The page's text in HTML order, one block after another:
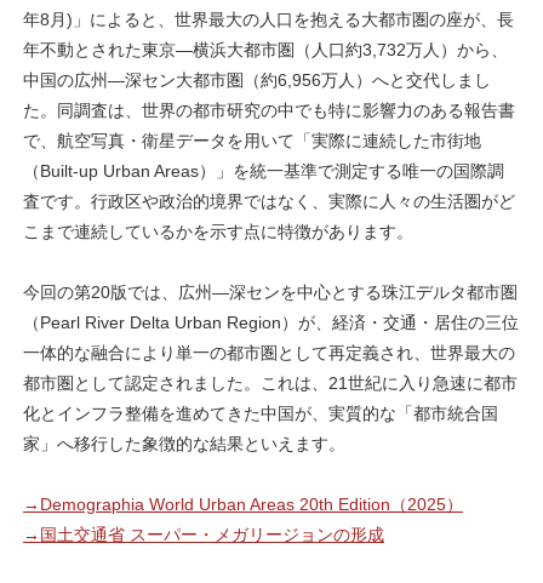
年8月)」によると、世界最大の人口を抱える大都市圏の座が、長
年不動とされた東京―横浜大都市圏（人口約3,732万人）から、
中国の広州―深セン大都市圏（約6,956万人）へと交代しまし
た。同調査は、世界の都市研究の中でも特に影響力のある報告書
で、航空写真・衛星データを用いて「実際に連続した市街地
（Built-up Urban Areas）」を統一基準で測定する唯一の国際調
査です。行政区や政治的境界ではなく、実際に人々の生活圏がど
こまで連続しているかを示す点に特徴があります。
今回の第20版では、広州―深センを中心とする珠江デルタ都市圏
（Pearl River Delta Urban Region）が、経済・交通・居住の三位
一体的な融合により単一の都市圏として再定義され、世界最大の
都市圏として認定されました。これは、21世紀に入り急速に都市
化とインフラ整備を進めてきた中国が、実質的な「都市統合国
家」へ移行した象徴的な結果といえます。
→Demographia World Urban Areas 20th Edition（2025）
→国土交通省 スーパー・メガリージョンの形成